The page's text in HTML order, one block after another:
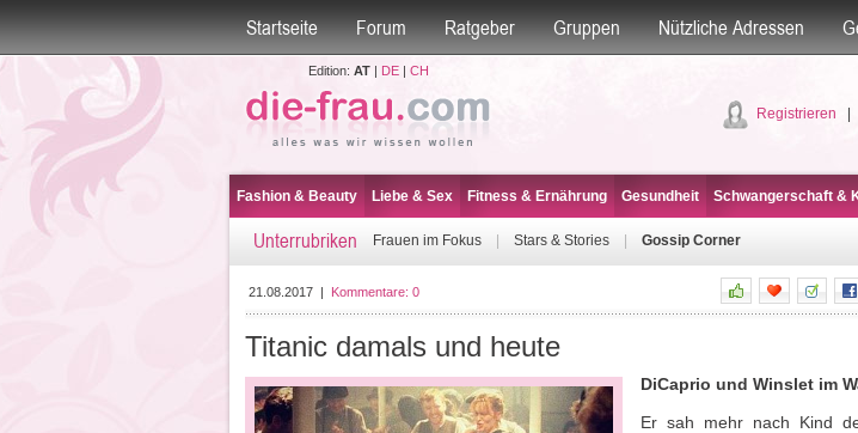
Startseite Forum Ratgeber Gruppen Nützliche Adressen
Edition: AT| DE| CH
Registrieren
Fashion & Beauty Liebe & Sex Fitness & Ernährung Gesundheit Schwangerschaft &
Unterrubriken Frauen im Fokus Stars & Stories Gossip Corner
21.08.2017| Kommentare: 0
Titanic damals und heute
DiCaprio und Winslet im
Er sah mehr nach Kind